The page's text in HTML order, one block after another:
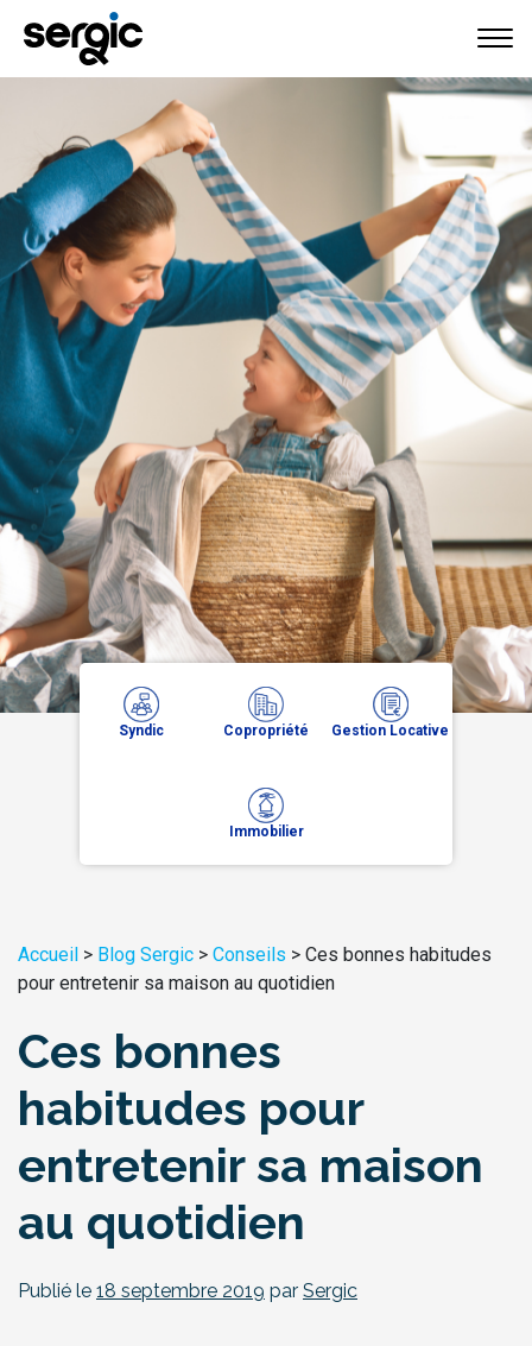
Syndic Copropriété Gestion Locative
Immobilier
Accueil > Blog Sergic > Conseils > Ces bonnes habitudes
pour entretenir sa maison au quotidien
Ces bonnes
habitudes pour
entretenir sa maison
au quotidien
Publié le 18 septembre 2019 par Sergic